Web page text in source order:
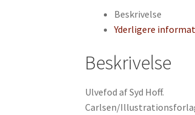
Beskrivelse
Yderligere
Beskrivelse
Ulvefod af Syd Hoff.
Carlsen/